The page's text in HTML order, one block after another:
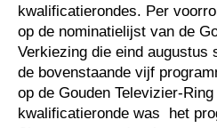
kwalificatierondes. Per
op de nominatielijst van de
Verkiezing die eind augustus
de bovenstaande vijf
op de Gouden Televizier-
kwalificatieronde was het